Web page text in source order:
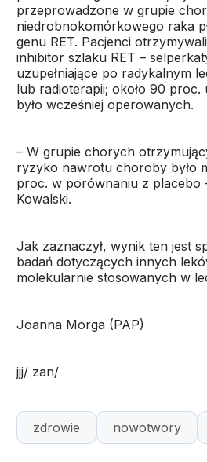
przeprowadzone w grupie
niedrobnokomórkowego raka
genu RET. Pacjenci
inhibitor szlaku RET –
uzupełniające po radykalnym
lub radioterapii; około 90 proc.
było wcześniej operowanych.
– W grupie chorych
ryzyko nawrotu choroby było
proc. w porównaniu z placebo
Kowalski.
Jak zaznaczył, wynik ten jest
badań dotyczących innych
molekularnie stosowanych w
Joanna Morga (PAP)
jjj/ zan/
zdrowie nowotwory